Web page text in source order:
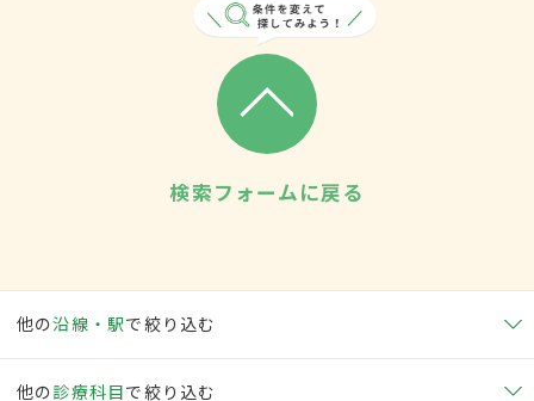
検索フォームに戻る
他の沿線・駅で絞り込む
他の 診療科目で絞り込む